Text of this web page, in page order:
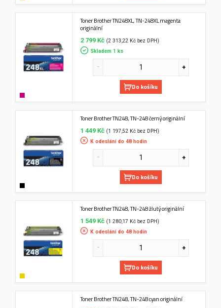
Toner Brother TN248XL, TN-248XL magenta
originální
2 799 Kč (2 313,22 Kč bez DPH)
Skladem 1 ks
Do košíku
Toner Brother TN248, TN-248 černý originální
1 449 Kč (1 197,52 Kč bez DPH)
K odeslání do 48 hodin
Do košíku
Toner Brother TN248, TN-248 žlutý originální
1 549 Kč (1 280,17 Kč bez DPH)
K odeslání do 48 hodin
Do košíku
Toner Brother TN248, TN-248 cyan originální